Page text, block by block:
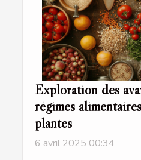
Exploration des
régimes
plantes
6 avril 2025 00:34